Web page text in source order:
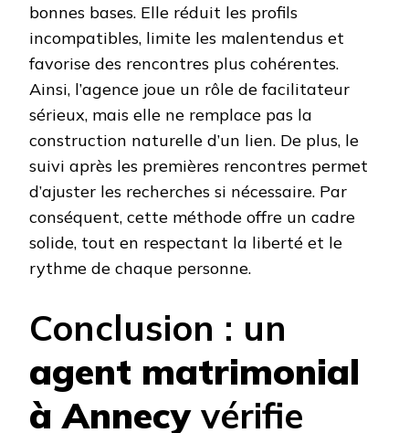
bonnes bases. Elle réduit les profils
incompatibles, limite les malentendus et
favorise des rencontres plus cohérentes.
Ainsi, l’agence joue un rôle de facilitateur
sérieux, mais elle ne remplace pas la
construction naturelle d’un lien. De plus, le
suivi après les premières rencontres permet
d’ajuster les recherches si nécessaire. Par
conséquent, cette méthode offre un cadre
solide, tout en respectant la liberté et le
rythme de chaque personne.
Conclusion : un
agent matrimonial
à Annecyvérifie